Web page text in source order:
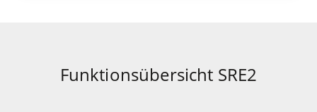
Funktionsübersicht SRE2